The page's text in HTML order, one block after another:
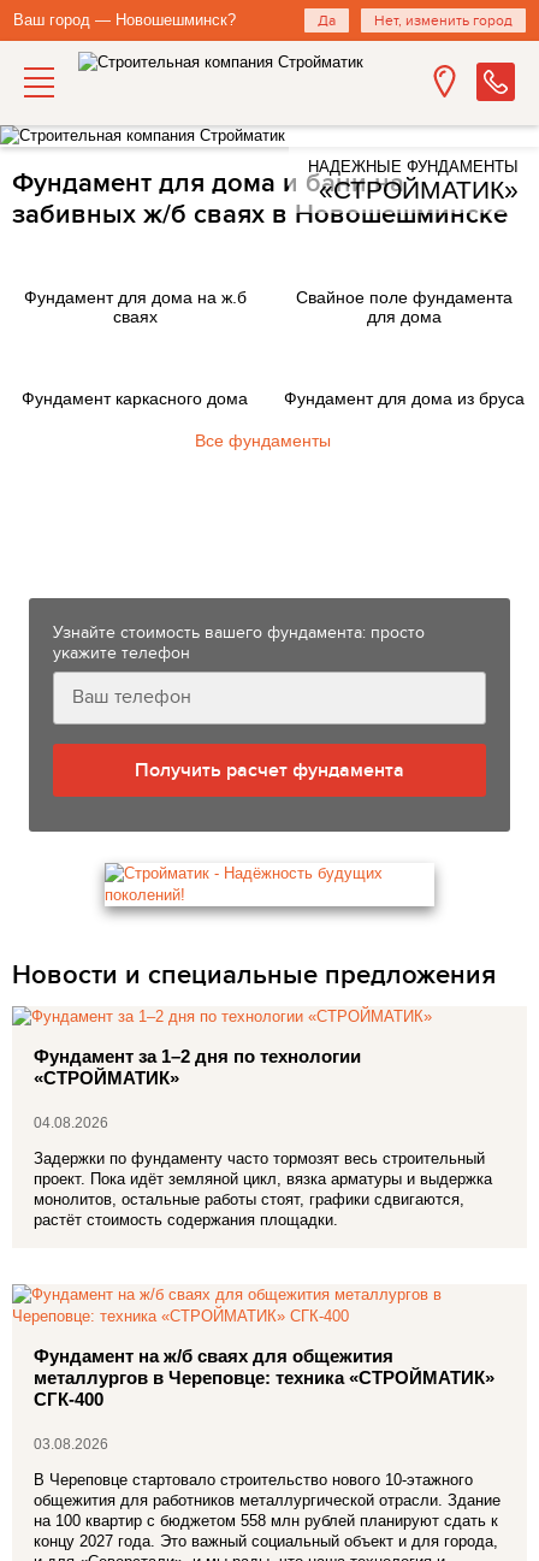
Ваш город — Новошешминск? Да Нет, изменить город
НАДЕЖНЫЕ ФУНДАМЕНТЫ
«СТРОЙМАТИК»
Фундамент для дома и бани на
забивных ж/б сваях в Новошешминске
Фундамент для дома на ж.б
сваях
Свайное поле фундамента
для дома
Фундамент каркасного дома Фундамент для дома из бруса
Все фундаменты
Узнайте стоимость вашего фундамента: просто
укажите телефон
Получить расчет фундамента
Новости и специальные предложения
Фундамент за 1–2 дня по технологии
«СТРОЙМАТИК»
04.08.2026
Задержки по фундаменту часто тормозят весь строительный
проект. Пока идёт земляной цикл, вязка арматуры и выдержка
монолитов, остальные работы стоят, графики сдвигаются,
растёт стоимость содержания площадки.
Фундамент на ж/б сваях для общежития
металлургов в Череповце: техника «СТРОЙМАТИК»
СГК‑400
03.08.2026
В Череповце стартовало строительство нового 10‑этажного
общежития для работников металлургической отрасли. Здание
на 100 квартир с бюджетом 558 млн рублей планируют сдать к
концу 2027 года. Это важный социальный объект и для города,